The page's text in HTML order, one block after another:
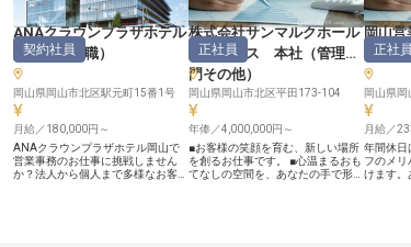
【キャリアアップを応援する働きや
すい環境】 店舗責任者として、ス
タッフマネジメントや売上管理、集
客企画など、ホテル運営の根幹に関
わる幅広い業務をお任せします。
経験豊富な方はもちろん、これから
キャリアを築きたい方も歓迎いたし
ます。 社会保険完備、退職金制
度、確定拠出年金など、安心して長
く働ける福利厚生が充実。 研修制
度も整っており、スキルアップをサ
ポートします。 あなたの成長が、
ホテルの未来を創ります。
していきましょう。 ーー【あなた
のアイデアが活きる！成長できる職
場環境】 当ホテルでは、マネージ
ャーとしてのスキルアップを全面的
にサポート。 教育・指導体制が充
実しているので、ホテル運営のノウ
ハウを着実に身につけられます。
シフト制で夜勤はほぼなく、プライ
ベートとの両立も可能です。女性マ
ネージャーも多数活躍中の職場で、
あなたのアイデアや経験を存分に発
揮していただけます！ マイカー通
勤OK、社用携帯・PC貸与など、働
きやすい環境も整っています。一緒
とで、お
な旅」を
これまで
方々と
を訪れる
るホテル
るホテル
って取り
ANAクラウンプラザホテル
岡山（事務職）
契約社員
岡山県岡山市北区駅元町15番1号
月給／180,000円～
ANAクラウンプラザホテル岡山で
営業事務のお仕事に挑戦しません
か？法人から個人まで多様なお客様
株式会社サンマルクホール
ディングス 本社 （管理部
門その他）
正社員
岡山県岡山市北区平田173-104
年俸／4,000,000円～
■お客様の笑顔を育む、新しい場所
を創るお仕事です。 ■心温まるおも
てなしの空間を、あなたの手で形
岡山営
他）
正社員
岡山県
月給／
年間休日
フのメリ
けます。